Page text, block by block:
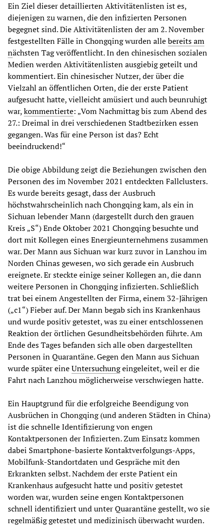
Ein Ziel dieser detaillierten Aktivitätenlisten ist es,
diejenigen zu warnen, die den infizierten Personen
begegnet sind. Die Aktivitätenlisten der am 2. November
festgestellten Fälle in Chongqing wurden allebereits am
nächsten Tag veröffentlicht. In den chinesischen sozialen
Medien werden Aktivitätenlisten ausgiebig geteilt und
kommentiert. Ein chinesischer Nutzer, der über die
Vielzahl an öffentlichen Orten, die der erste Patient
aufgesucht hatte, vielleicht amüsiert und auch beunruhigt
war,kommentierte: „Vom Nachmittag bis zum Abend des
27.: Dreimal in drei verschiedenen Stadtbezirken essen
gegangen. Was für eine Person ist das? Echt
beeindruckend!“
Die obige Abbildung zeigt die Beziehungen zwischen den
Personen des im November 2021 entdeckten Fallclusters.
Es wurde bereits gesagt, dass der Ausbruch
höchstwahrscheinlich nach Chongqing kam, als ein in
Sichuan lebender Mann (dargestellt durch den grauen
Kreis „S“) Ende Oktober 2021 Chongqing besuchte und
dort mit Kollegen eines Energieunternehmens zusammen
war. Der Mann aus Sichuan war kurz zuvor in Lanzhou im
Norden Chinas gewesen, wo sich gerade ein Ausbruch
ereignete. Er steckte einige seiner Kollegen an, die dann
weitere Personen in Chongqing infizierten. Schließlich
trat bei einem Angestellten der Firma, einem 32-Jährigen
(„c1“) Fieber auf. Der Mann begab sich ins Krankenhaus
und wurde positiv getestet, was zu einer entschlossenen
Reaktion der örtlichen Gesundheitsbehörden führte. Am
Ende des Tages befanden sich alle oben dargestellten
Personen in Quarantäne. Gegen den Mann aus Sichuan
wurde später eineUntersuchungeingeleitet, weil er die
Fahrt nach Lanzhou möglicherweise verschwiegen hatte.
Ein Hauptgrund für die erfolgreiche Beendigung von
Ausbrüchen in Chongqing (und anderen Städten in China)
ist die schnelle Identifizierung von engen
Kontaktpersonen der Infizierten. Zum Einsatz kommen
dabei Smartphone-basierte Kontaktverfolgungs-Apps,
Mobilfunk-Standortdaten und Gespräche mit den
Erkrankten selbst. Nachdem der erste Patient ein
Krankenhaus aufgesucht hatte und positiv getestet
worden war, wurden seine engen Kontaktpersonen
schnell identifiziert und unter Quarantäne gestellt, wo sie
regelmäßig getestet und medizinisch überwacht wurden.